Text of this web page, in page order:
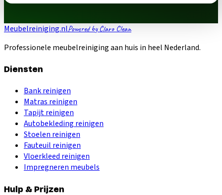
Meubelreiniging.nlPowered by Claro Clean
Professionele meubelreiniging aan huis in heel Nederland.
Diensten
Bank reinigen
Matras reinigen
Tapijt reinigen
Autobekleding reinigen
Stoelen reinigen
Fauteuil reinigen
Vloerkleed reinigen
Impregneren meubels
Hulp & Prijzen